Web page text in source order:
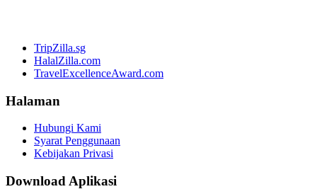
TripZilla.sg
HalalZilla.com
TravelExcellenceAward.com
Halaman
Hubungi Kami
Syarat Penggunaan
Kebijakan Privasi
Download Aplikasi